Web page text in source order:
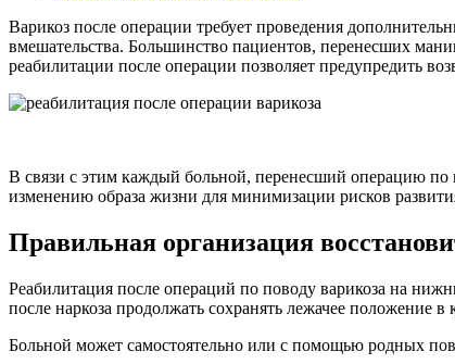
Варикоз после операции требует проведения
вмешательства. Большинство пациентов, перенесших
реабилитации после операции позволяет предупредить
В связи с этим каждый больной, перенесший операцию по
изменению образа жизни для минимизации рисков
Правильная организация
Реабилитация после операций по поводу варикоза на
после наркоза продолжать сохранять лежачее положение
Больной может самостоятельно или с помощью родных